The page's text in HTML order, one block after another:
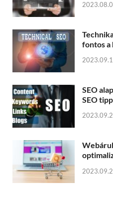
fontos a
SEO
SEO